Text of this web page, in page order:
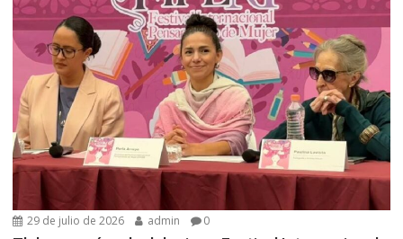
29 de julio de 2026 admin 0